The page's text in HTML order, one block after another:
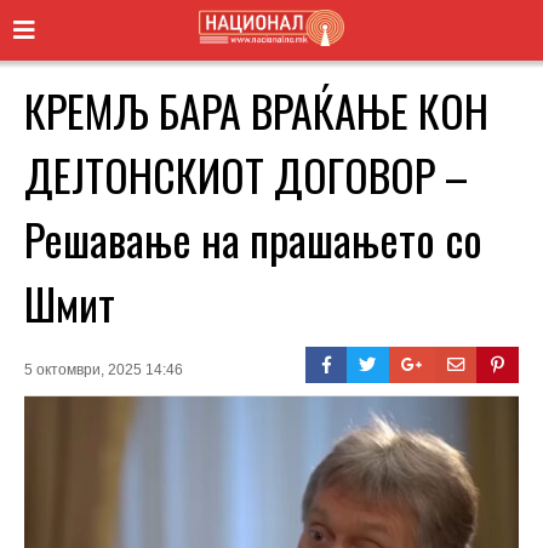
КРЕМЉ БАРА ВРАЌАЊЕ КОН
ДЕЈТОНСКИОТ ДОГОВОР –
Решавање на прашањето со
Шмит
5 октомври, 2025 14:46